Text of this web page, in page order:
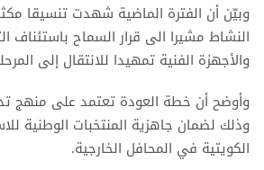
وبيّن أن الفترة الماضية شهدت تنسيقا
النشاط مشيرا الى قرار السماح باستئناف
والأجهزة الفنية تمهيدا للانتقال إلى
وأوضح أن خطة العودة تعتمد على منهج
وذلك لضمان جاهزية المنتخبات الوطنية
الكويتية في المحافل الخارجية.